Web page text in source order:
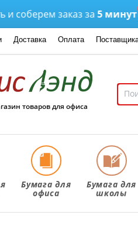
заказ за5 минут
Доставка Оплата
товаров для офиса
Бумага для
офиса
Бумага для
школы